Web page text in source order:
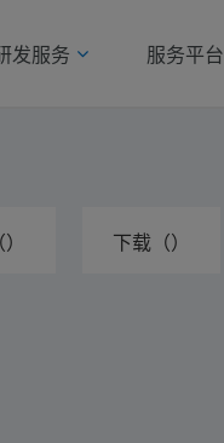
发服务 服务平台
下载（）